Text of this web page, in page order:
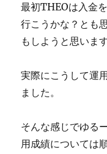
最初THEOは入金
行こうかな？とも
もしようと思います
実際にこうして運
ました。
そんな感じでゆる
用成績については